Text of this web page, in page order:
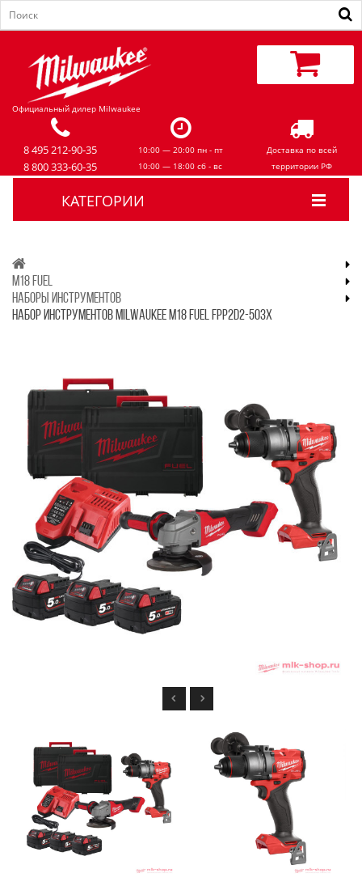
Официальный дилер Milwaukee
8 495 212-90-35
8 800 333-60-35
10:00 — 20:00 пн - пт
10:00 — 18:00 сб - вс
Доставка по всей
территории РФ
КАТЕГОРИИ
M18 FUEL
НАБОРЫ ИНСТРУМЕНТОВ
НАБОР ИНСТРУМЕНТОВ MILWAUKEE M18 FUEL FPP2D2-503X